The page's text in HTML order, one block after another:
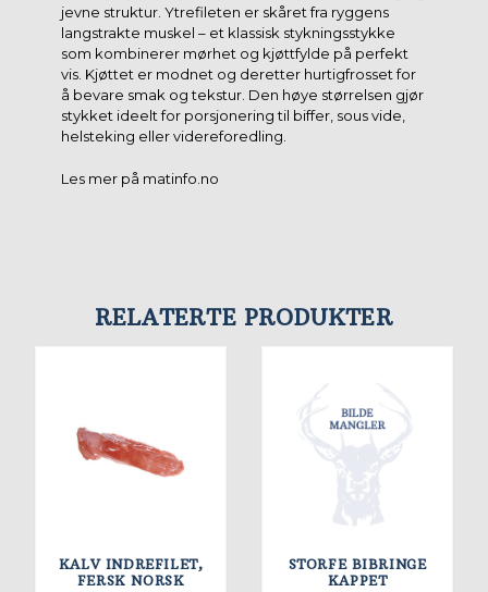
jevne struktur. Ytrefileten er skåret fra ryggens
langstrakte muskel – et klassisk stykningsstykke
som kombinerer mørhet og kjøttfylde på perfekt
vis. Kjøttet er modnet og deretter hurtigfrosset for
å bevare smak og tekstur. Den høye størrelsen gjør
stykket ideelt for porsjonering til biffer, sous vide,
helsteking eller videreforedling.
Les mer på matinfo.no
RELATERTE PRODUKTER
KALV INDREFILET,
FERSK NORSK
STORFE BIBRINGE
KAPPET